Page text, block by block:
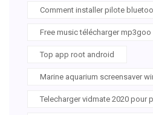
Comment installer pilote
Free music télécharger mp3goo
Top app root android
Marine aquarium screensaver
Telecharger vidmate 2020 pour